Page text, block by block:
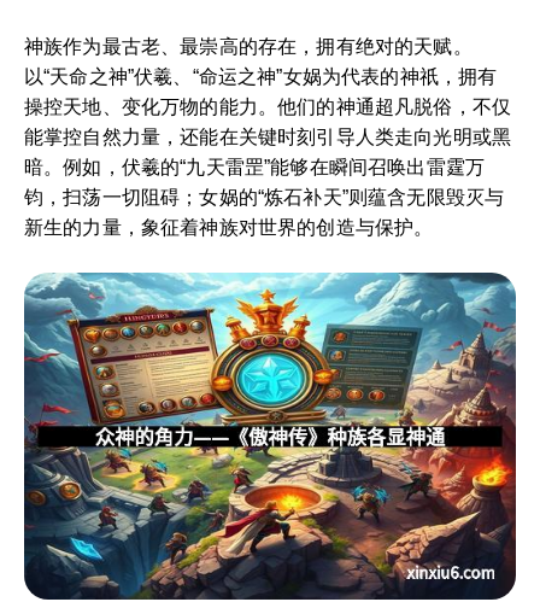
神族作为最古老、最崇高的存在，拥有绝对的天赋。
以“天命之神”伏羲、“命运之神”女娲为代表的神祇，拥有
操控天地、变化万物的能力。他们的神通超凡脱俗，不仅
能掌控自然力量，还能在关键时刻引导人类走向光明或黑
暗。例如，伏羲的“九天雷罡”能够在瞬间召唤出雷霆万
钧，扫荡一切阻碍；女娲的“炼石补天”则蕴含无限毁灭与
新生的力量，象征着神族对世界的创造与保护。